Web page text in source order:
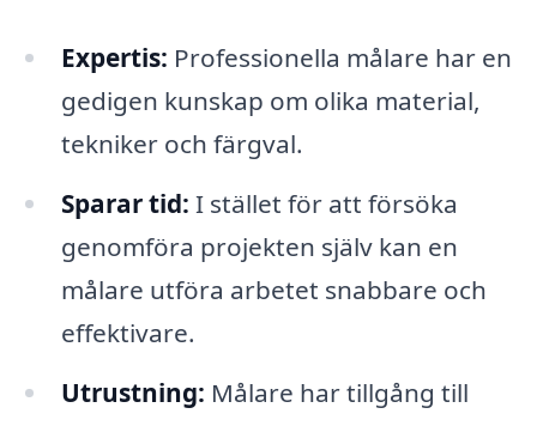
Expertis: Professionella målare har en
gedigen kunskap om olika material,
tekniker och färgval.
Sparar tid: I stället för att försöka
genomföra projekten själv kan en
målare utföra arbetet snabbare och
effektivare.
Utrustning: Målare har tillgång till